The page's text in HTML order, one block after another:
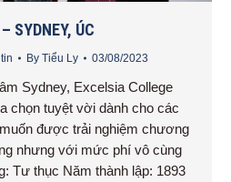
SYDNEY, ÚC
By Tiểu Ly 03/08/2023
Sydney, Excelsia College
chọn tuyệt vời dành cho các
được trải nghiệm chương
nhưng với mức phí vô cùng
Tư thục Năm thành lập: 1893